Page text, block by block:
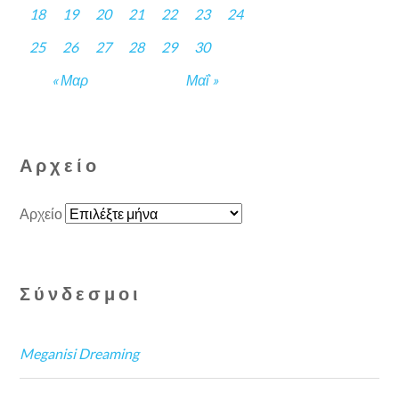
« Μαρ Μαΐ »
18
19 20 21 22 23
24
25
26 27 28 29 30
Αρχείο
Αρχείο
Σύνδεσμοι
Meganisi Dreaming